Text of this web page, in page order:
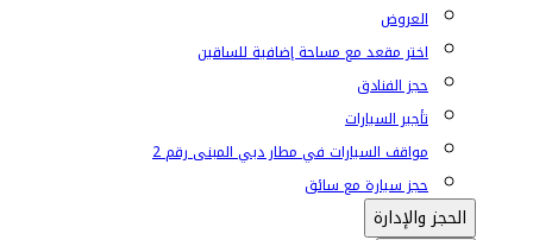
العروض
اختر مقعد مع مساحة إضافية للساقين
حجز الفنادق
تأجير السيارات
مواقف السيارات في مطار دبي المبنى رقم 2
حجز سيارة مع سائق
الحجز والإدارة